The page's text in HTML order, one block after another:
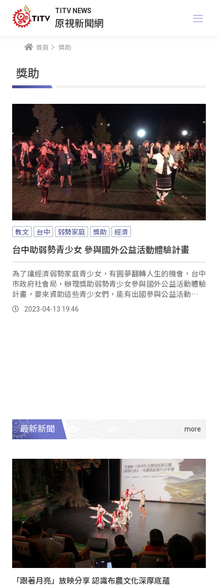
TITV NEWS
原視新聞網
首頁 獎助
獎助
教文 台中 弱勢家庭 獎助 經濟
台中助弱勢青少女 參與國外公益活動體驗計畫
為了讓經濟弱勢家庭青少女，有圓夢翻轉人生的機會，台中
市政府社會局，辦理獎助弱勢青少女參與國外公益活動體驗
計畫，要來資助這些青少女們，能有出國參與公益活動，拓
展視野的機會。
2023-04-13 19:46
最新新聞
「跟著月亮」放映分享 認識布農文化深厚底蘊